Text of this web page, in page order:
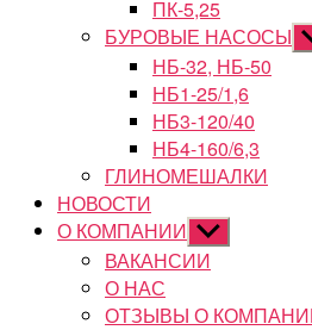
ПК-5,25
БУРОВЫЕ НАСОСЫ
НБ-32, НБ-50
НБ1-25/1,6
НБ3-120/40
НБ4-160/6,3
ГЛИНОМЕШАЛКИ
НОВОСТИ
О КОМПАНИИ Показывать
подменю
ВАКАНСИИ
О НАС
ОТЗЫВЫ О